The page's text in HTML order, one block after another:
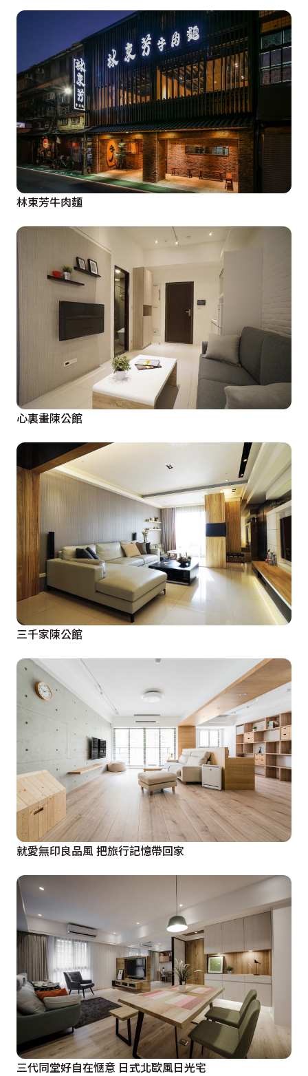
林東芳牛肉麵
心裏畫陳公館
三千家陳公館
就愛無印良品風 把旅行記憶帶回家
三代同堂好自在愜意 日式北歐風日光宅